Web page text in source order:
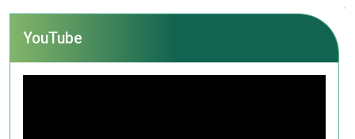
YouTube